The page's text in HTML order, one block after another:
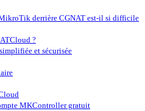
derrière CGNAT est-il si difficile
?
et sécurisée
MKController gratuit